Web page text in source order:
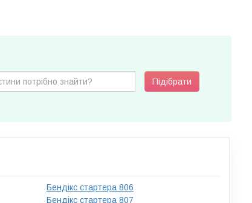
Підібрати
Бендікс стартера 806
Бендікс стартера 807